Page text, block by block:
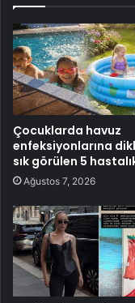
Çocuklarda havuz
enfeksiyonlarına
sık görülen 5
Ağustos 7, 2026